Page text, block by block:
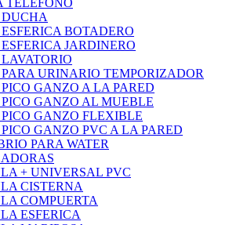
TELEFONO
BOTADERO
JARDINERO
URINARIO TEMPORIZADOR
GANZO A LA PARED
GANZO AL MUEBLE
GANZO FLEXIBLE
GANZO PVC A LA PARED
PARA WATER
+ UNIVERSAL PVC
CISTERNA
COMPUERTA
ESFERICA